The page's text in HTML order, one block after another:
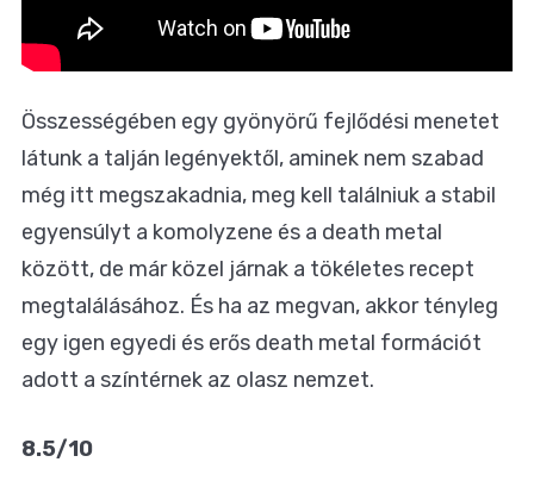
Összességében egy gyönyörű fejlődési menetet
látunk a talján legényektől, aminek nem szabad
még itt megszakadnia, meg kell találniuk a stabil
egyensúlyt a komolyzene és a death metal
között, de már közel járnak a tökéletes recept
megtalálásához. És ha az megvan, akkor tényleg
egy igen egyedi és erős death metal formációt
adott a színtérnek az olasz nemzet.
8.5/10